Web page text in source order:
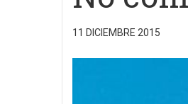
11 DICIEMBRE 2015